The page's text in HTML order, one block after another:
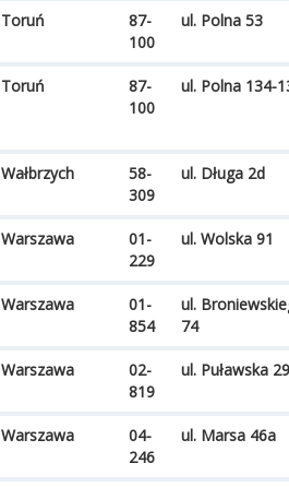
Toruń
87-
100
ul. Polna 53
Toruń
87-
100
ul. Polna 134-
Wałbrzych
58-
309
ul. Długa 2d
Warszawa
01-
229
ul. Wolska 91
Warszawa
01-
854
ul.
74
Warszawa
02-
819
ul. Puławska
Warszawa
04-
246
ul. Marsa 46a